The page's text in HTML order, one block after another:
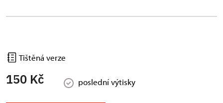
Tištěná verze
150 Kč poslední výtisky